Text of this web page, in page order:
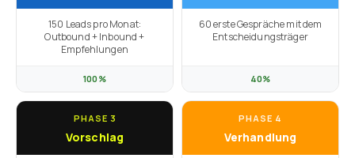
150 Leads pro Monat:
Outbound + Inbound +
Empfehlungen
100%
60 erste Gespräche mit dem
Entscheidungsträger
40%
PHASE 3
Vorschlag
PHASE 4
Verhandlung